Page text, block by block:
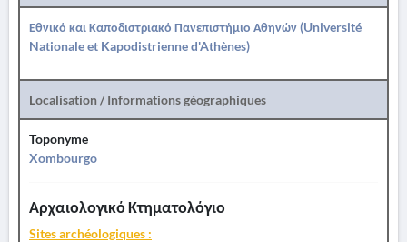
Εθνικό και Καποδιστριακό Πανεπιστήμιο Αθηνών (Université
Nationale et Kapodistrienne d'Athènes)
Localisation / Informations géographiques
Toponyme
Xombourgo
Αρχαιολογικό Κτηματολόγιο
Sites archéologiques :